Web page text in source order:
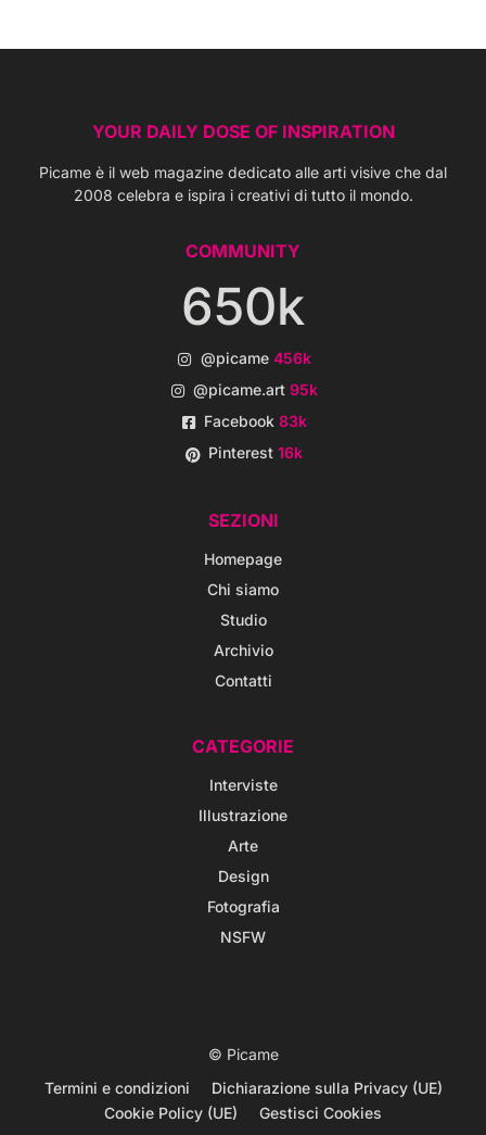
YOUR DAILY DOSE OF INSPIRATION
Picame è il web magazine dedicato alle arti visive che dal
2008 celebra e ispira i creativi di tutto il mondo.
COMMUNITY
650k
@picame 456k
@picame.art95k
Facebook83k
Pinterest16k
SEZIONI
Homepage
Chi siamo
Studio
Archivio
Contatti
CATEGORIE
Interviste
Illustrazione
Arte
Design
Fotografia
NSFW
© Picame
Termini e condizioni
Dichiarazione sulla Privacy (UE)
Cookie Policy (UE)
Gestisci Cookies